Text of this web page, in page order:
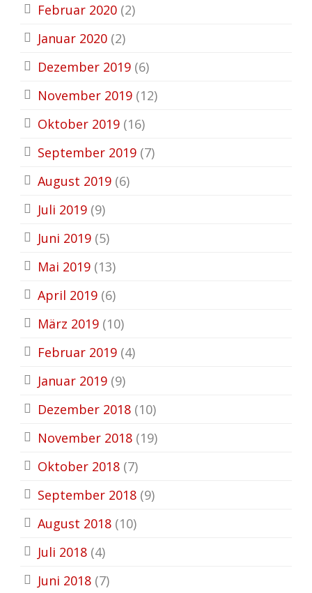
Februar 2020 (2)
Januar 2020 (2)
Dezember 2019 (6)
November 2019 (12)
Oktober 2019 (16)
September 2019 (7)
August 2019 (6)
Juli 2019 (9)
Juni 2019 (5)
Mai 2019 (13)
April 2019 (6)
März 2019 (10)
Februar 2019 (4)
Januar 2019 (9)
Dezember 2018 (10)
November 2018 (19)
Oktober 2018 (7)
September 2018 (9)
August 2018 (10)
Juli 2018 (4)
Juni 2018 (7)